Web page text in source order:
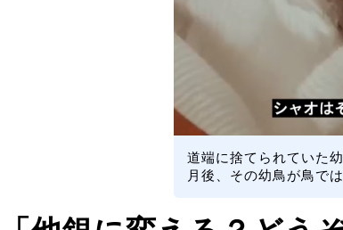
道端に捨てられていた
月後、その幼鳥が鳥で